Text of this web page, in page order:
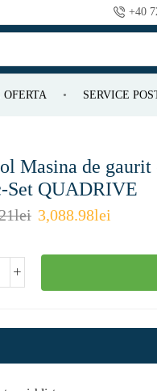
+40
OFERTA SERVICE
Masina de
Set QUADRIVE
lei 3,088.98lei